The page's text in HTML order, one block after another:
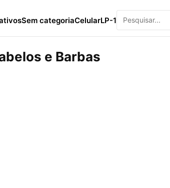
Sem categoriaCelularLP-1
e Barbas